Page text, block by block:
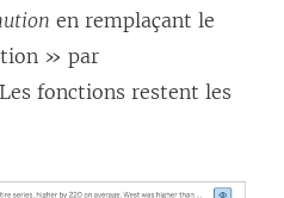
en remplaçant le
» par
fonctions restent les